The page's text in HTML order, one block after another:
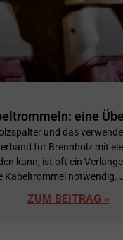
eine
und das
für Brennholz mit
kann, ist oft ein
Kabeltrommel notwendig.
ZUM BEITRAG »